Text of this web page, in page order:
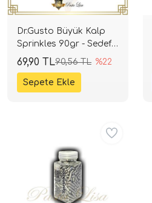
Dr.Gusto Büyük Kalp
Sprinkles 90gr - Sedef -
Mavi
90,56 TL %22
69,90 TL